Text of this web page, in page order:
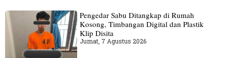
Pengedar Sabu Ditangkap di Rumah
Kosong, Timbangan Digital dan Plastik
Klip Disita
Jumat, 7 Agustus 2026